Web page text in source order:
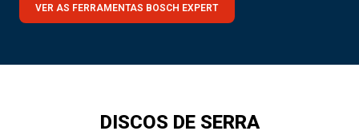
VER AS FERRAMENTAS BOSCH EXPERT
DISCOS DE SERRA